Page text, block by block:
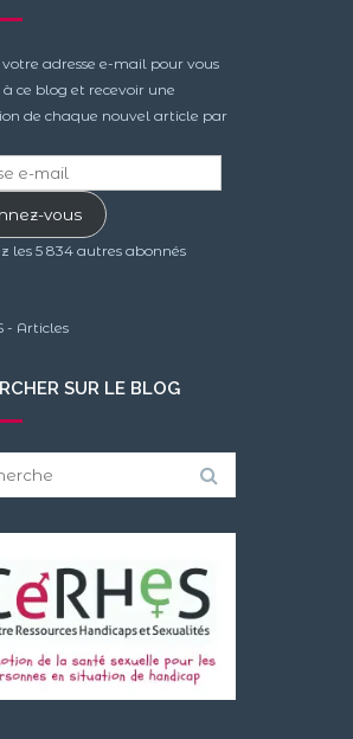
votre adresse e-mail pour vous
ce blog et recevoir une
de chaque nouvel article par
vous
les 5 834 autres abonnés
- Articles
SUR LE BLOG